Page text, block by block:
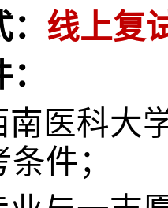
线上复
南医科大
件；